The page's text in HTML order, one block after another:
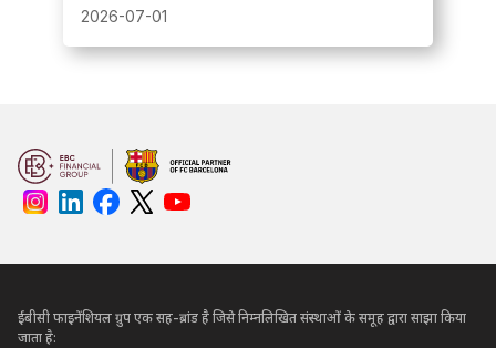
आश्रय या FOMO?' विषय पर वैश्विक विश्लेषकों के
2026-07-01
ईबीसी फाइनेंशियल ग्रुप एक सह-ब्रांड है जिसे निम्नलिखित संस्थाओं के समूह द्वारा साझा किया
जाता है: